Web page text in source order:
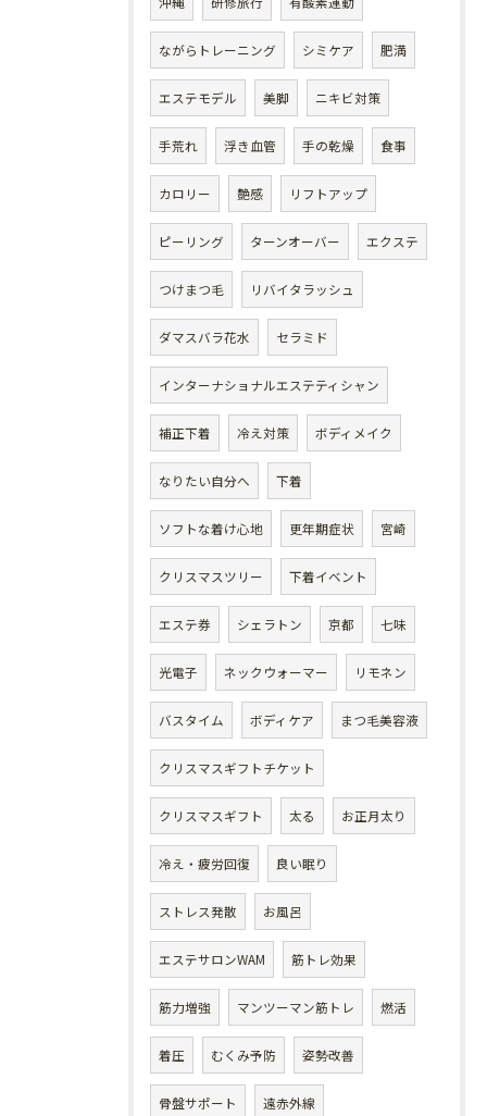
ながらトレーニング シミケア 肥満
エステモデル 美脚 ニキビ対策
手荒れ 浮き血管 手の乾燥 食事
カロリー 艶感 リフトアップ
ピーリング ターンオーバー エクステ
つけまつ毛 リバイタラッシュ
ダマスバラ花水 セラミド
インターナショナルエステティシャン
補正下着 冷え対策 ボディメイク
なりたい自分へ 下着
ソフトな着け心地 更年期症状 宮崎
クリスマスツリー 下着イベント
エステ券 シェラトン 京都 七味
光電子 ネックウォーマー リモネン
バスタイム ボディケア まつ毛美容液
クリスマスギフトチケット
クリスマスギフト 太る お正月太り
冷え・疲労回復 良い眠り
ストレス発散 お風呂
エステサロンWAM 筋トレ効果
筋力増強 マンツーマン筋トレ 燃活
着圧 むくみ予防 姿勢改善
骨盤サポート 遠赤外線